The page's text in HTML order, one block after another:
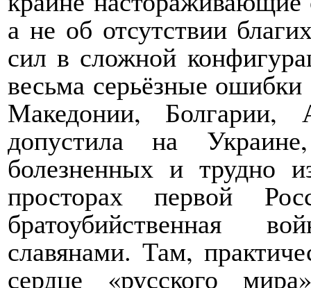
а не об отсутствии
сил в сложной
весьма серьёзные
Македонии,
допустила на
болезненных и трудно
просторах первой
братоубийственная
славянами. Там,
сердце «русского